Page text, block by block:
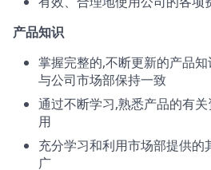
产品知识
掌握完整的,不断更新的产品
与公司市场部保持一致
通过不断学习,熟悉产品的有
用
充分学习和利用市场部提供的
广